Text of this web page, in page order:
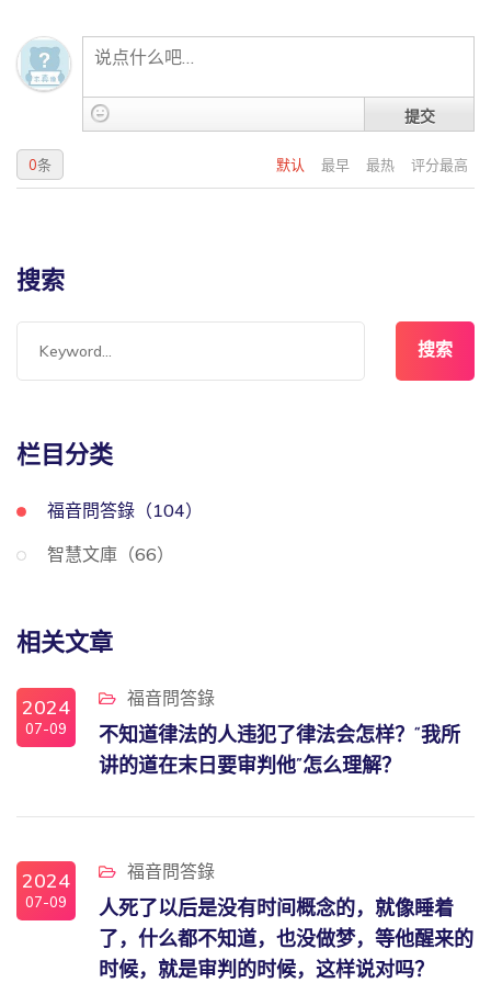
提交
默认 最早 最热 评分最高
0条
搜索
搜索
栏目分类
福音問答錄（104）
智慧文庫（66）
相关文章
2024
07-09
福音問答錄
不知道律法的人违犯了律法会怎样？“我所
讲的道在末日要审判他”怎么理解？
2024
07-09
福音問答錄
人死了以后是没有时间概念的，就像睡着
了，什么都不知道，也没做梦，等他醒来的
时候，就是审判的时候，这样说对吗？